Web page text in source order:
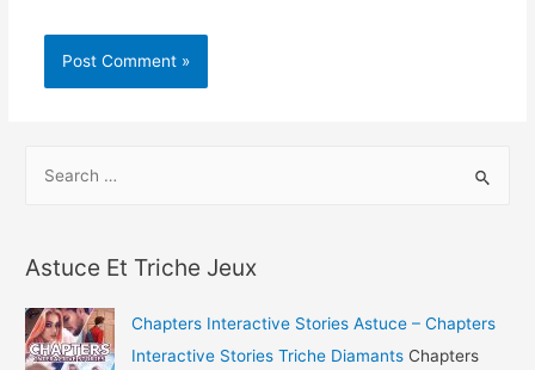
h
f
Astuce Et Triche Jeux
Chapters Interactive Stories Astuce – Chapters
Interactive Stories Triche Diamants Chapters